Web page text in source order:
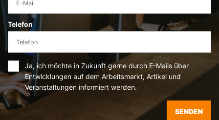
Telefon
Ja, ich möchte in Zukunft gerne durch E-Mails über
Entwicklungen auf dem Arbeitsmarkt, Artikel und
Veranstaltungen informiert werden.
SENDEN